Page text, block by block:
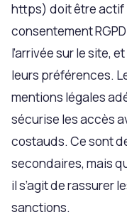
https) doit être actif
consentement
l’arrivée sur le site,
leurs préférences.
mentions légales
sécurise les accès
costauds. Ce sont
secondaires, mais
il s’agit de rassurer
sanctions.